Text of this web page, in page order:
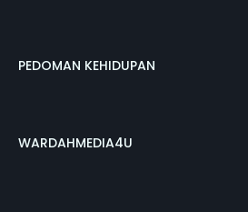
PEDOMAN KEHIDUPAN
WARDAHMEDIA4U